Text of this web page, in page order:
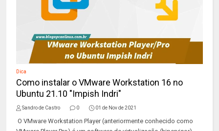
Dica
Como instalar o VMware Workstation 16 no
Ubuntu 21.10 "Impish Indri"
Sandro de Castro 0 01 de Nov de 2021
O VMware Workstation Player (anteriormente conhecido como